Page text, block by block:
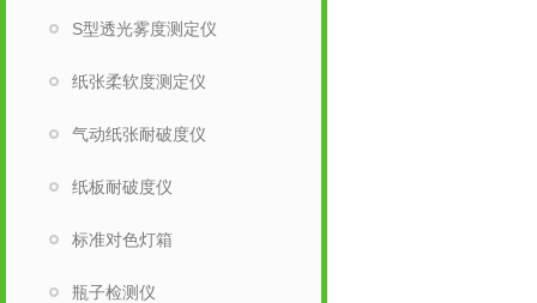
S型透光雾度测定仪
纸张柔软度测定仪
气动纸张耐破度仪
纸板耐破度仪
标准对色灯箱
瓶子检测仪